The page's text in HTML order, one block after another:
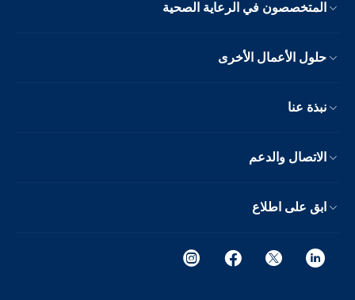
المتخصصون في الرعاية الصحية
حلول الأعمال الأخرى
نبذة عنا
الاتصال والدعم
ابق على اطلاع